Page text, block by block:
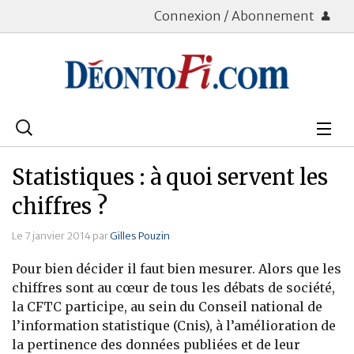
Connexion / Abonnement
Rechercher
Bourse
Placements
Assurance Vie
Patrimoine
Immobilier
Statistiques : à quoi servent les
chiffres ?
Le 7 janvier 2014 parGilles Pouzin
Pour bien décider il faut bien mesurer. Alors que les
chiffres sont au cœur de tous les débats de société,
la CFTC participe, au sein du Conseil national de
l’information statistique (Cnis), à l’amélioration de
la pertinence des données publiées et de leur